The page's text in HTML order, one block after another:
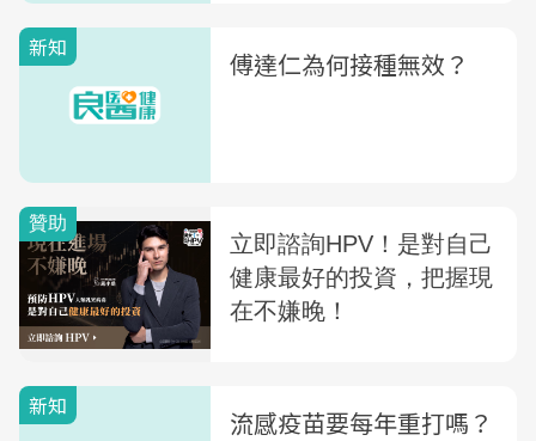
新知 傅達仁為何接種無效？
新知 流感疫苗要每年重打嗎？